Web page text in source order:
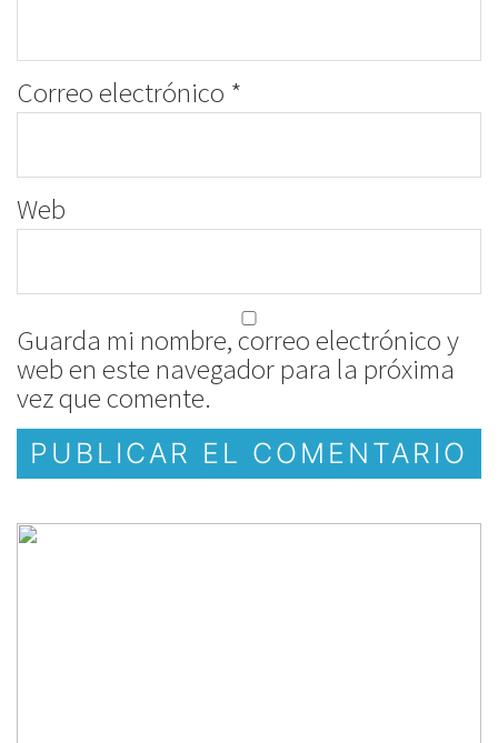
Correo electrónico *
Web
Guarda mi nombre, correo electrónico y
web en este navegador para la próxima
vez que comente.